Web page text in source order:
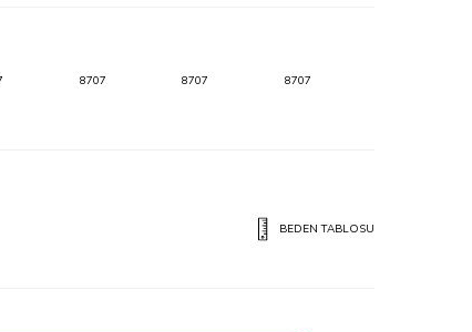
8707 8707 8707
BEDEN TABLOSU